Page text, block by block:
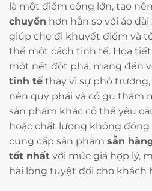
là một điểm cộng lớn, tạo
chuyển hơn hẳn so với áo
giúp che đi khuyết điểm và
thể một cách tinh tế. Họa tiết
một nét đột phá, mang đến
tinh tế thay vì sự phô
nên quý phái và có gu thẩm
sản phẩm khác có thể yêu
hoặc chất lượng không đồng
cung cấp sản phẩm sẵn
tốt nhất với mức giá hợp lý,
hài lòng tuyệt đối cho khách